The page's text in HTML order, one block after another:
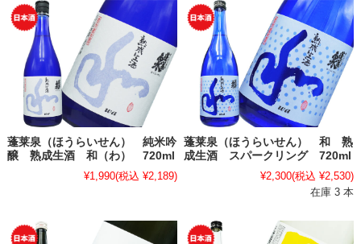
蓬莱泉（ほうらいせん） 純米吟
醸 熟成生酒 和（わ） 720ml
¥1,990(税込 ¥2,189)
蓬莱泉（ほうらいせん） 和 熟
成生酒 スパークリング 720ml
¥2,300(税込 ¥2,530)
在庫 3 本